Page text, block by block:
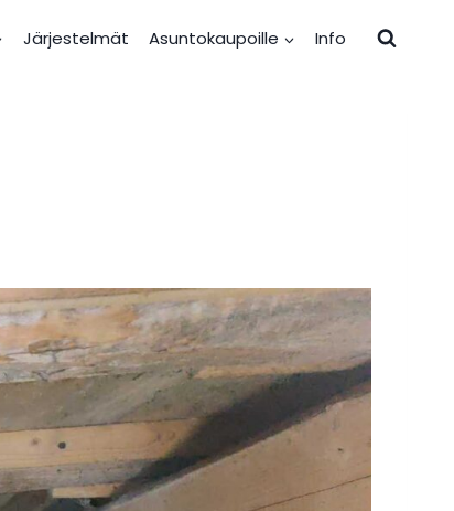
Järjestelmät Asuntokaupoille Info